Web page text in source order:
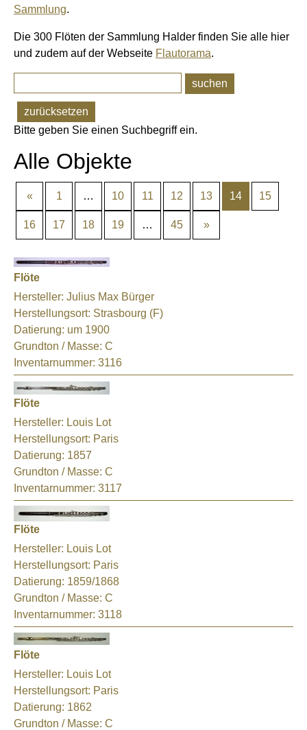
Sammlung.
Die 300 Flöten der Sammlung Halder finden Sie alle hier
und zudem auf der Webseite Flautorama.
suchen
zurücksetzen
Bitte geben Sie einen Suchbegriff ein.
Alle Objekte
« 1 … 10 11 12 13 14 15
16 17 18 19 … 45 »
Flöte
Hersteller: Julius Max Bürger
Herstellungsort: Strasbourg (F)
Datierung: um 1900
Grundton / Masse: C
Inventarnummer: 3116
Flöte
Hersteller: Louis Lot
Herstellungsort: Paris
Datierung: 1857
Grundton / Masse: C
Inventarnummer: 3117
Flöte
Hersteller: Louis Lot
Herstellungsort: Paris
Datierung: 1859/1868
Grundton / Masse: C
Inventarnummer: 3118
Flöte
Hersteller: Louis Lot
Herstellungsort: Paris
Datierung: 1862
Grundton / Masse: C